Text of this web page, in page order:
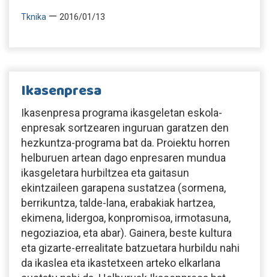
Tknika — 2016/01/13
Ikasenpresa
Ikasenpresa programa ikasgeletan eskola-
enpresak sortzearen inguruan garatzen den
hezkuntza-programa bat da. Proiektu horren
helburuen artean dago enpresaren mundua
ikasgeletara hurbiltzea eta gaitasun
ekintzaileen garapena sustatzea (sormena,
berrikuntza, talde-lana, erabakiak hartzea,
ekimena, lidergoa, konpromisoa, irmotasuna,
negoziazioa, eta abar). Gainera, beste kultura
eta gizarte-errealitate batzuetara hurbildu nahi
da ikaslea eta ikastetxeen arteko elkarlana